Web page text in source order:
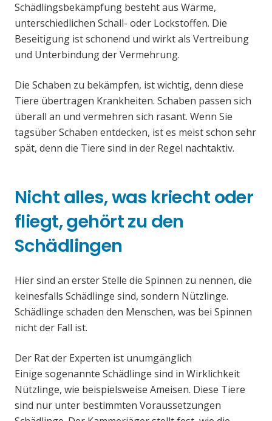
Schädlingsbekämpfung besteht aus Wärme,
unterschiedlichen Schall- oder Lockstoffen. Die
Beseitigung ist schonend und wirkt als Vertreibung
und Unterbindung der Vermehrung.
Die Schaben zu bekämpfen, ist wichtig, denn diese
Tiere übertragen Krankheiten. Schaben passen sich
überall an und vermehren sich rasant. Wenn Sie
tagsüber Schaben entdecken, ist es meist schon sehr
spät, denn die Tiere sind in der Regel nachtaktiv.
Nicht alles, was kriecht oder
fliegt, gehört zu den
Schädlingen
Hier sind an erster Stelle die Spinnen zu nennen, die
keinesfalls Schädlinge sind, sondern Nützlinge.
Schädlinge schaden den Menschen, was bei Spinnen
nicht der Fall ist.
Der Rat der Experten ist unumgänglich
Einige sogenannte Schädlinge sind in Wirklichkeit
Nützlinge, wie beispielsweise Ameisen. Diese Tiere
sind nur unter bestimmten Voraussetzungen